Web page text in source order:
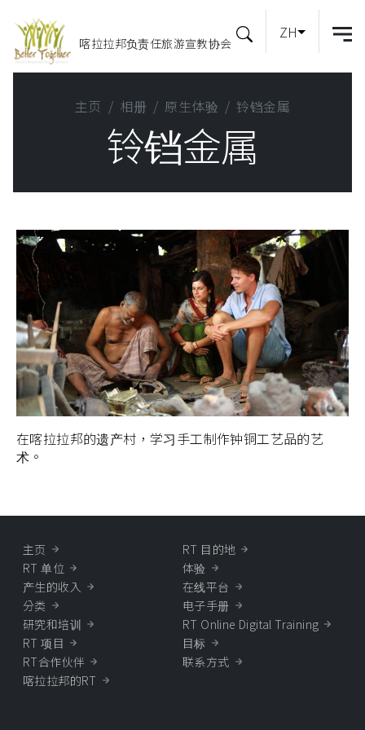
喀拉拉邦负责任旅游宣教协会
ZH
主页 相册 原生体验 铃铛金属
铃铛金属
在喀拉拉邦的遗产村，学习手工制作钟铜工艺品的艺
术。
主页
RT 单位
产生的收入
分类
RT 目的地
体验
在线平台
电子手册
研究和培训
RT 项目
RT合作伙伴
喀拉拉邦的RT
RT Online Digital Training
目标
联系方式